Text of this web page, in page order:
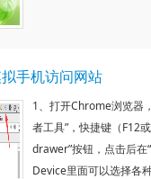
手机访问网站
1、打开Chrome浏览器
者工具”，快捷键（F12
drawer”按钮，点击后在
Device里面可以选择各